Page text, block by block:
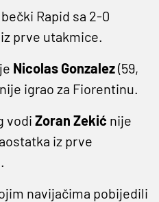
Rapid sa 2-0
prve utakmice.
Nicolas Gonzalez(59,
igrao za Fiorentinu.
vodi Zoran Zekić nije
iz prve
navijačima pobijedili